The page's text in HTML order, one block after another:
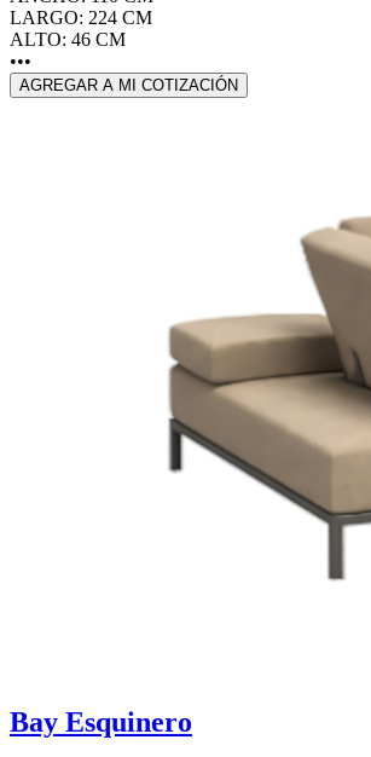
LARGO: 224 CM
ALTO: 46 CM
•••
AGREGAR A MI COTIZACIÓN
Bay Esquinero